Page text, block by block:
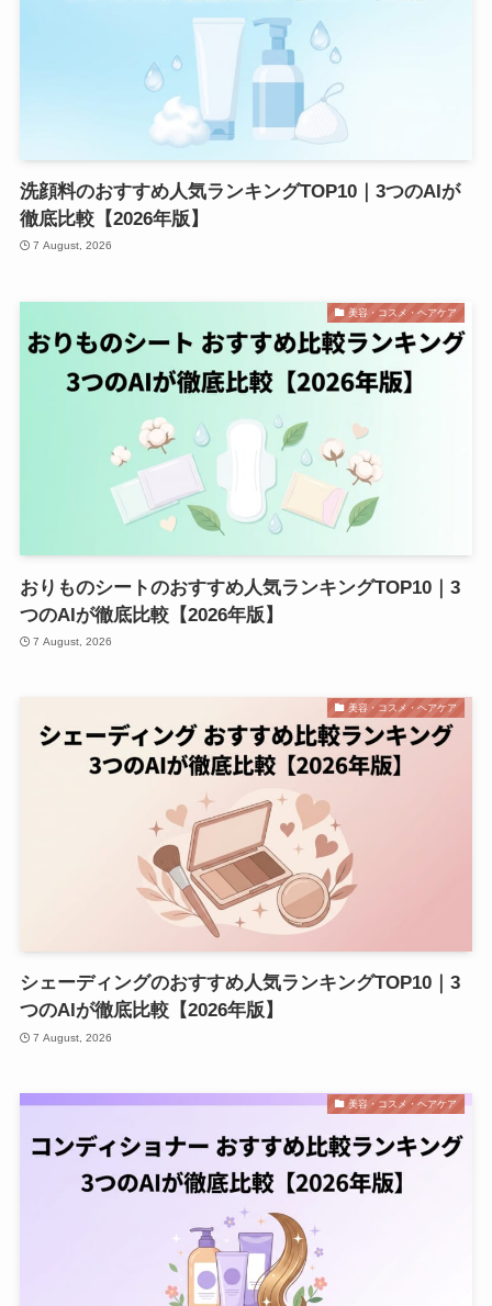
洗顔料のおすすめ人気ランキングTOP10｜3つのAIが
徹底比較【2026年版】
7 August, 2026
美容・コスメ・ヘアケア
おりものシートのおすすめ人気ランキングTOP10｜3
つのAIが徹底比較【2026年版】
7 August, 2026
美容・コスメ・ヘアケア
シェーディングのおすすめ人気ランキングTOP10｜3
つのAIが徹底比較【2026年版】
7 August, 2026
美容・コスメ・ヘアケア